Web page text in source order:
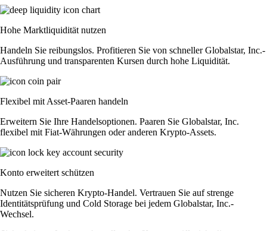
Hohe Marktliquidität nutzen
Handeln Sie reibungslos. Profitieren Sie von schneller Globalstar, Inc.-
Ausführung und transparenten Kursen durch hohe Liquidität.
Flexibel mit Asset-Paaren handeln
Erweitern Sie Ihre Handelsoptionen. Paaren Sie Globalstar, Inc.
flexibel mit Fiat-Währungen oder anderen Krypto-Assets.
Konto erweitert schützen
Nutzen Sie sicheren Krypto-Handel. Vertrauen Sie auf strenge
Identitätsprüfung und Cold Storage bei jedem Globalstar, Inc.-
Wechsel.